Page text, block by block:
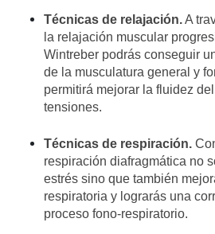
Técnicas de relajación.A
la relajación muscular
Wintreber podrás conseguir
de la musculatura general y
permitirá mejorar la fluidez
tensiones.
Técnicas de respiración.
respiración diafragmática no
estrés sino que también
respiratoria y lograrás una
proceso fono-respiratorio.